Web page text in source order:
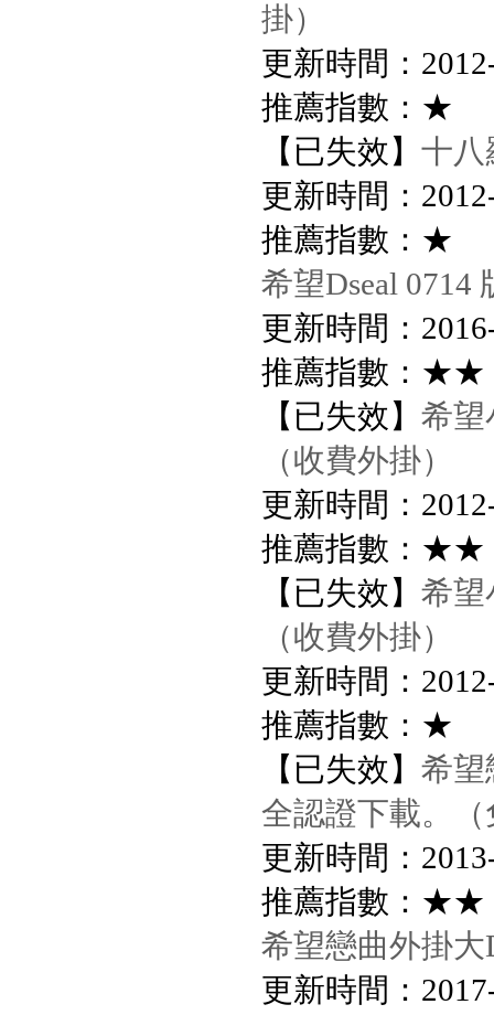
掛）
更新時間：
推薦指數：★
【已失效】十八
更新時間：
推薦指數：★
希望Dseal 0714
更新時間：
推薦指數：★★
【已失效】希望
（收費外掛）
更新時間：
推薦指數：★★
【已失效】希望
（收費外掛）
更新時間：
推薦指數：★
【已失效】希望
全認證下載。
更新時間：
推薦指數：★★
希望戀曲外掛
更新時間：